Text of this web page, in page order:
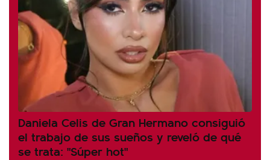
Daniela Celis de Gran Hermano consiguió
el trabajo de sus sueños y reveló de qué
se trata: "Súper hot"